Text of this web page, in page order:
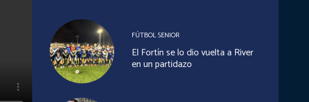
FÚTBOL SENIOR
El Fortín se lo dio vuelta a River
en un partidazo